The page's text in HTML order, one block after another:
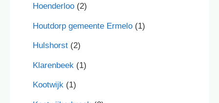
Hoenderloo (2)
Houtdorp gemeente Ermelo (1)
Hulshorst (2)
Klarenbeek (1)
Kootwijk (1)